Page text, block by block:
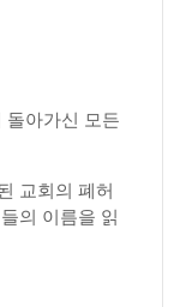
돌아가신 모든
교회의 폐허
의 이름을 읽